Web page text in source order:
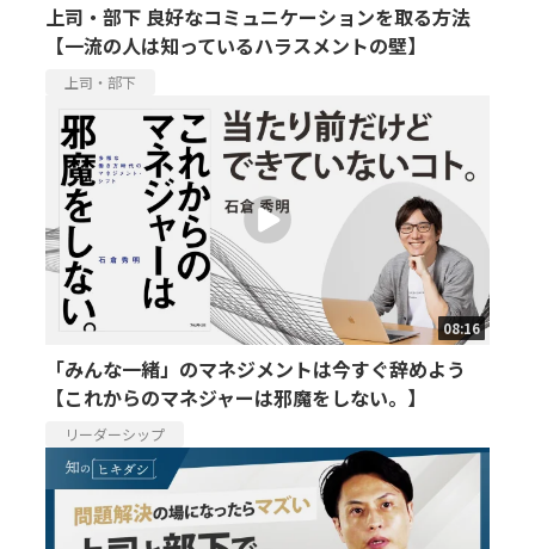
上司・部下 良好なコミュニケーションを取る方法
【一流の人は知っているハラスメントの壁】
上司・部下
08:16
「みんな一緒」のマネジメントは今すぐ辞めよう
【これからのマネジャーは邪魔をしない。】
リーダーシップ